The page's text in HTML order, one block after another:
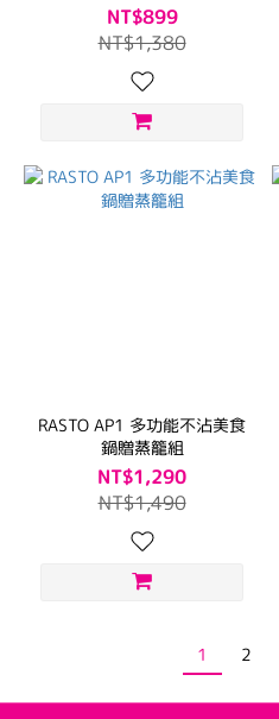
NT$899
NT$1,380
RASTO AP1 多功能不沾美食
鍋贈蒸籠組
NT$1,290
NT$1,490
1 2